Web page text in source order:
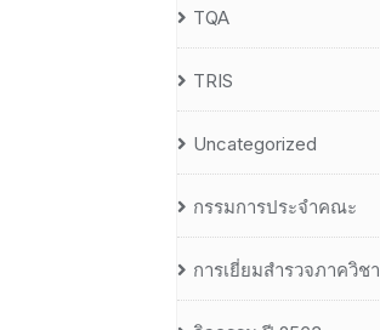
TQA
TRIS
Uncategorized
กรรมการประจำคณะ
การเยี่ยมสำรวจภาควิชา